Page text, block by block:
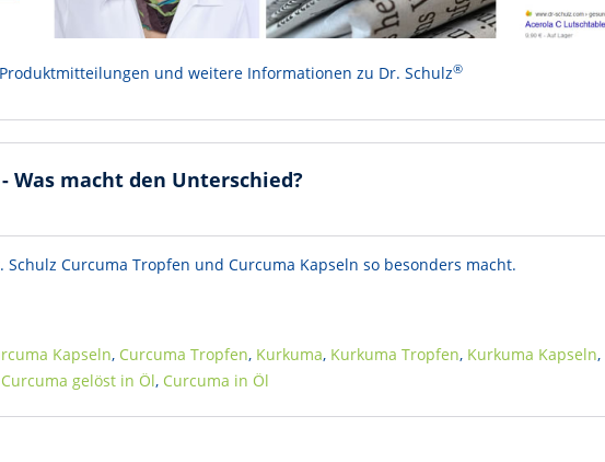
und weitere Informationen zu Dr. Schulz®
Was macht den Unterschied?
Schulz Curcuma Tropfen und Curcuma Kapseln so besonders macht.
Kapseln, Curcuma Tropfen, Kurkuma, Kurkuma Tropfen, Kurkuma Kapseln,
Curcuma gelöst in Öl, Curcuma in Öl